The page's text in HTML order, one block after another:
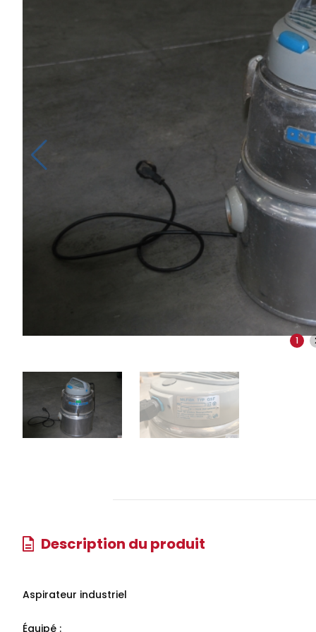
1
Description du produit
Aspirateur industriel
Équipé :